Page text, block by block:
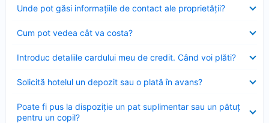
Unde pot găsi informațiile de contact ale proprietății?
închis
Cum pot vedea cât va costa?
închis
Introduc detaliile cardului meu de credit. Când voi plăti?
închis
Solicită hotelul un depozit sau o plată în avans?
închis
Poate fi pus la dispoziție un pat suplimentar sau un pătuț
pentru un copil?
închis